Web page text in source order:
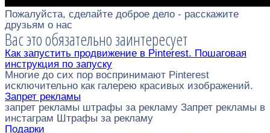
Пожалуйста, сделайте доброе дело - расскажите
друзьям о нас
Вас это обязательно заинтересует
Как запустить продвижение в Pinterest. Пошаговая
инструкция по запуску
Многие до сих пор воспринимают Pinterest
исключительно как галерею красивых изображений.
Запрет рекламы
запрет рекламы штрафы за рекламу Запрет рекламы в
инстаграм Штрафы за рекламу
Подарки